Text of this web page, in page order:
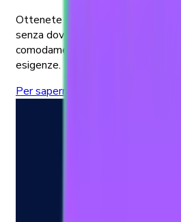
Ottenete informazioni aggiornate
senza dover svolgere noiose
comodamente i dati necessari
esigenze.
Per saperne di più